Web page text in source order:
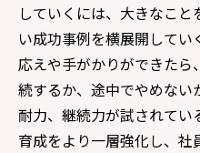
していくには、大きなこ
い成功事例を横展開して
応えや手がかりができた
続するか、途中でやめな
耐力、継続力が試されてい
育成をより一層強化し、